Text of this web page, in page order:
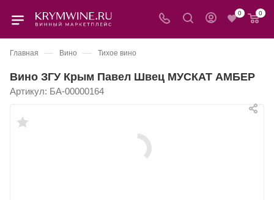
0 0
Главная — Вино — Тихое вино
Вино ЗГУ Крым Павел Швец МУСКАТ АМБЕР
Артикул: БА-00000164